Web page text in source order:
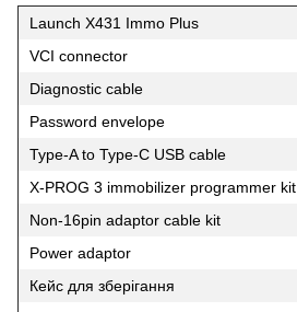
Launch X431 Immo Plus
VCI connector
Diagnostic cable
Password envelope
Type-A to Type-C USB cable
X-PROG 3 immobilizer programmer kit
Non-16pin adaptor cable kit
Power adaptor
Кейс для зберігання